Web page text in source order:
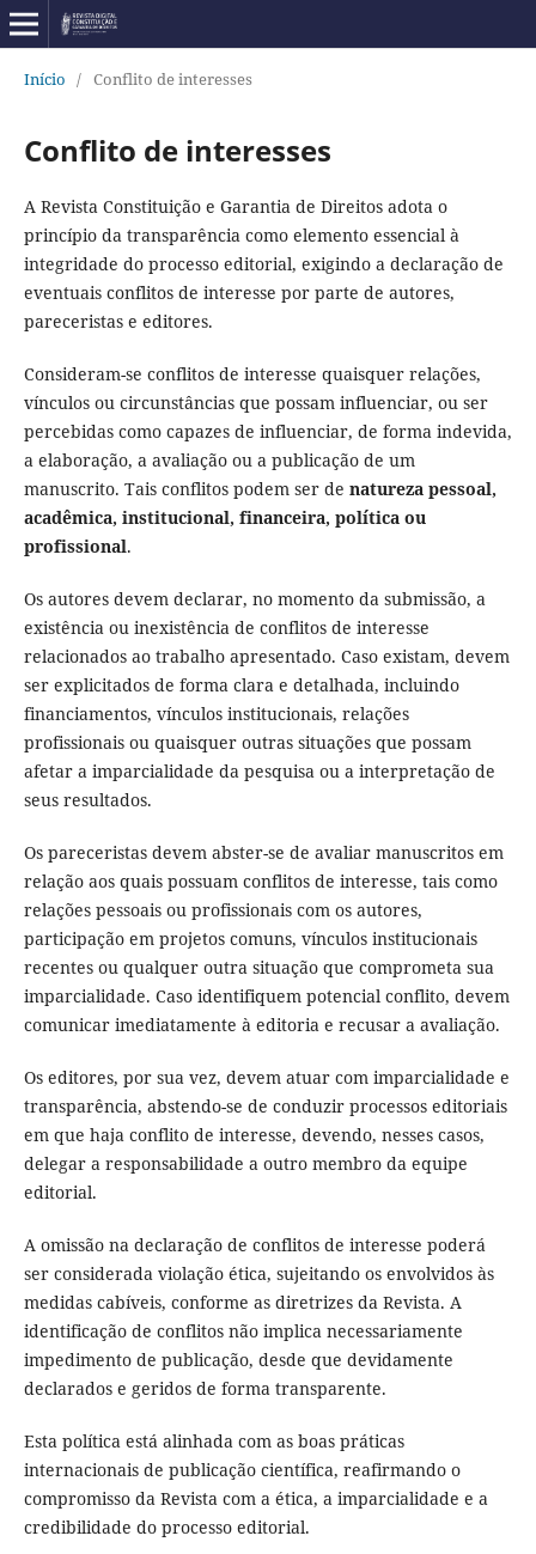
Início / Conflito de interesses
Conflito de interesses
A Revista Constituição e Garantia de Direitos adota o
princípio da transparência como elemento essencial à
integridade do processo editorial, exigindo a declaração de
eventuais conflitos de interesse por parte de autores,
pareceristas e editores.
Consideram-se conflitos de interesse quaisquer relações,
vínculos ou circunstâncias que possam influenciar, ou ser
percebidas como capazes de influenciar, de forma indevida,
a elaboração, a avaliação ou a publicação de um
manuscrito. Tais conflitos podem ser de natureza pessoal,
acadêmica, institucional, financeira, política ou
profissional.
Os autores devem declarar, no momento da submissão, a
existência ou inexistência de conflitos de interesse
relacionados ao trabalho apresentado. Caso existam, devem
ser explicitados de forma clara e detalhada, incluindo
financiamentos, vínculos institucionais, relações
profissionais ou quaisquer outras situações que possam
afetar a imparcialidade da pesquisa ou a interpretação de
seus resultados.
Os pareceristas devem abster-se de avaliar manuscritos em
relação aos quais possuam conflitos de interesse, tais como
relações pessoais ou profissionais com os autores,
participação em projetos comuns, vínculos institucionais
recentes ou qualquer outra situação que comprometa sua
imparcialidade. Caso identifiquem potencial conflito, devem
comunicar imediatamente à editoria e recusar a avaliação.
Os editores, por sua vez, devem atuar com imparcialidade e
transparência, abstendo-se de conduzir processos editoriais
em que haja conflito de interesse, devendo, nesses casos,
delegar a responsabilidade a outro membro da equipe
editorial.
A omissão na declaração de conflitos de interesse poderá
ser considerada violação ética, sujeitando os envolvidos às
medidas cabíveis, conforme as diretrizes da Revista. A
identificação de conflitos não implica necessariamente
impedimento de publicação, desde que devidamente
declarados e geridos de forma transparente.
Esta política está alinhada com as boas práticas
internacionais de publicação científica, reafirmando o
compromisso da Revista com a ética, a imparcialidade e a
credibilidade do processo editorial.